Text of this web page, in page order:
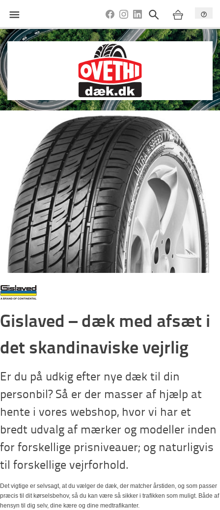
Gislaved – dæk med afsæt i
det skandinaviske vejrlig
Er du på udkig efter nye dæk til din
personbil? Så er der masser af hjælp at
hente i vores webshop, hvor vi har et
bredt udvalg af mærker og modeller inden
for forskellige prisniveauer; og naturligvis
til forskellige vejrforhold.
Det vigtige er selvsagt, at du vælger de dæk, der matcher årstiden, og som passer
præcis til dit kørselsbehov, så du kan være så sikker i trafikken som muligt. Både af
hensyn til dig selv, dine kære og dine medtrafikanter.